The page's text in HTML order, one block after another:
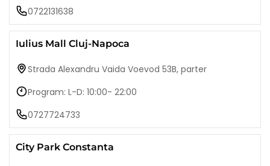
0722131638
Iulius Mall Cluj-Napoca
Strada Alexandru Vaida Voevod 53B, parter
Program: L-D: 10:00- 22:00
0727724733
City Park Constanta